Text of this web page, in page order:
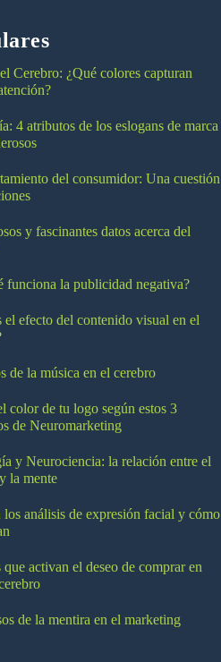
Cerebro: ¿Qué colores capturan
4 atributos de los eslogans de marca
del consumidor: Una cuestión
y fascinantes datos acerca del
funciona la publicidad negativa?
el efecto del contenido visual en el
de la música en el cerebro
color de tu logo según estos 3
de Neuromarketing
y Neurociencia: la relación entre el
la mente
los análisis de expresión facial y cómo
que activan el deseo de comprar en
de la mentira en el marketing